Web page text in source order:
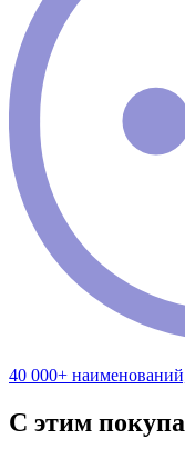
40 000+
С этим